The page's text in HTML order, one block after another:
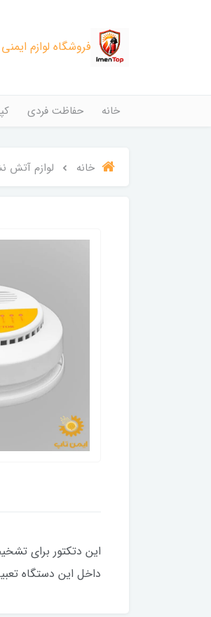
فروشگاه لوازم ایمنی
خانه حفاظت فردی
خانه لوازم آتش
این دتکتور برای
داخل این دستگاه